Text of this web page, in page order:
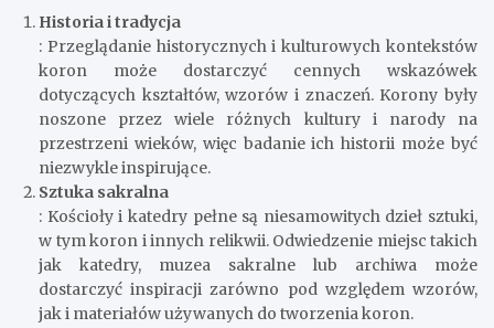
Historia i tradycja
: Przeglądanie historycznych i kulturowych kontekstów
koron może dostarczyć cennych wskazówek
dotyczących kształtów, wzorów i znaczeń. Korony były
noszone przez wiele różnych kultury i narody na
przestrzeni wieków, więc badanie ich historii może być
niezwykle inspirujące.
Sztuka sakralna
: Kościoły i katedry pełne są niesamowitych dzieł sztuki,
w tym koron i innych relikwii. Odwiedzenie miejsc takich
jak katedry, muzea sakralne lub archiwa może
dostarczyć inspiracji zarówno pod względem wzorów,
jak i materiałów używanych do tworzenia koron.